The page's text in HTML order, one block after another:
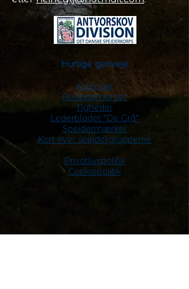
Hurtige genveje
Kalender
Arrangementer
Nyheder
Lederbladet "De Grå"
Spejdermærker
Kort over spejdergrupperne
Privatlivspolitik
Cookiepolitik